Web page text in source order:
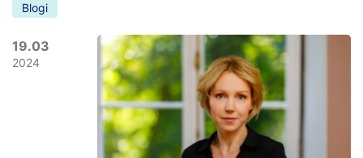
Blogi
19.03
2024